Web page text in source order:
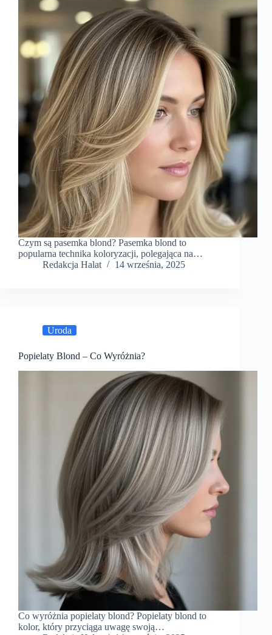
Czym są pasemka blond? Pasemka blond to
popularna technika koloryzacji, polegająca na…
Redakcja Halat
14 września, 2025
Uroda
Popielaty Blond – Co Wyróżnia?
Co wyróżnia popielaty blond? Popielaty blond to
kolor, który przyciąga uwagę swoją…